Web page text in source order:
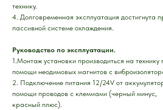
технику.
4. Долговременная эксплуатация достигнута
пассивной системе охлаждения.
Руководство по эксплуатации.
1.Монтаж установки производиться на технику
помощи неодимовых магнитов с
2. Подключение питания 12/24V от
помощи проводов с клеммами (черный минус,
красный плюс).